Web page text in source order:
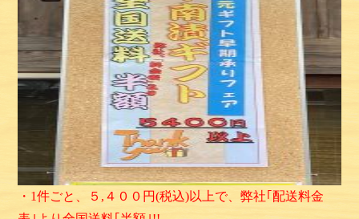
・1件ごと、５,４００円(税込)以上で、弊社｢配送料金